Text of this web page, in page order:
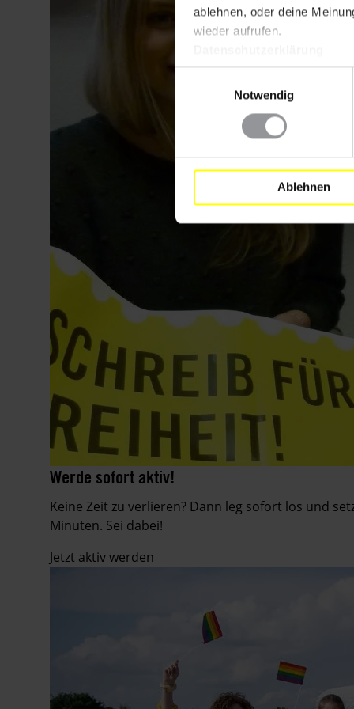
ablehnen, oder deine
wieder aufrufen.
Notwendig
Ablehnen
Aktion
am
Städtischen
Gymnasium
Erwitte
Nordrhein-
Dezember
©
©
Martin
Huckebrink
Werde sofort aktiv!
Keine Zeit zu verlieren? Dann leg sofort los und
Minuten. Sei dabei!
Jetzt aktiv werden